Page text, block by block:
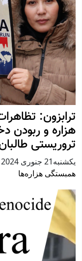
ترابزون:
هزاره و ربودن
تروریستی
يكشنبه21 جنوری 2024
همبستگی هزاره‌ها